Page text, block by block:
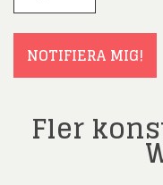
NOTIFIERA MIG!
Fler